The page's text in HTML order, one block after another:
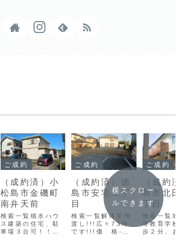
ご成約
（成約済）小
松島市金磯町
南弁天前
検索一覧積水ハウ
ス建築の住宅、駐
車場３台可！！！
ご成約
（成約済）徳
島市安宅二丁
目
検索一覧解体更地
渡し!!!広々73坪
です!!!価 格-所
ご成約
（成約
島市北田
丁目
検索一覧城
等教育学校
歩２分、お
横スクロー
ルできます